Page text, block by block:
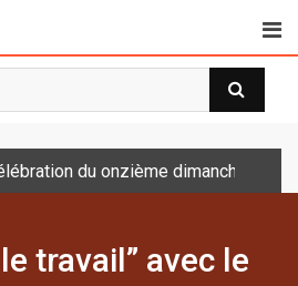
du onzième dimanche
travail” avec le